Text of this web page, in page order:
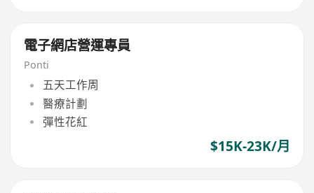
電子網店營運專員
Ponti
五天工作周
醫療計劃
彈性花紅
$15K-23K/月